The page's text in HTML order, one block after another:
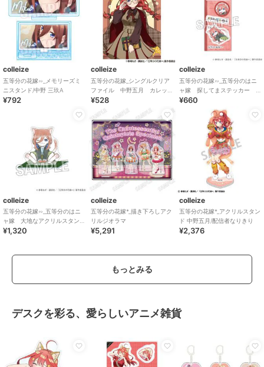
colleize
五等分の花嫁∽_メモリーズミ
ニスタンド/中野 三玖A
¥792
colleize
五等分の花嫁_シングルクリア
ファイル 中野五月 カレッ
ジスタイル
¥528
colleize
五等分の花嫁∽_五等分のはニ
ャ嫁 探してまステッカー
中野五月
¥660
colleize
五等分の花嫁∽_五等分のはニ
ャ嫁 大地なアクリルスタン
ド 中野三玖
¥1,320
colleize
五等分の花嫁*_描き下ろしアク
リルジオラマ
¥5,291
colleize
五等分の花嫁*_アクリルスタン
ド 中野五月/配信者なりきり
¥2,376
もっとみる
デスクを彩る、愛らしいアニメ雑貨